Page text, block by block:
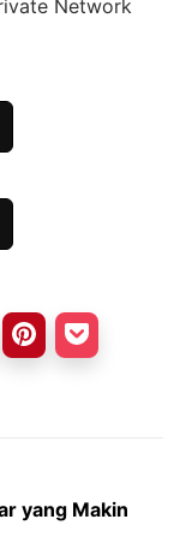
Network
yang Makin